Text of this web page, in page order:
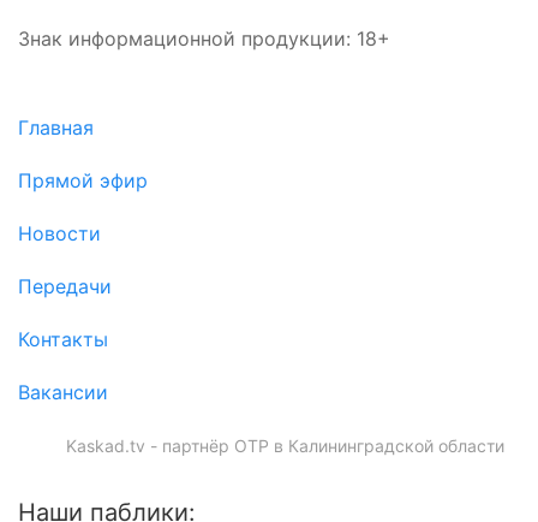
Знак информационной продукции: 18+
Главная
Прямой эфир
Новости
Передачи
Контакты
Вакансии
Kaskad.tv - партнёр ОТР в Калининградской области
Наши паблики: